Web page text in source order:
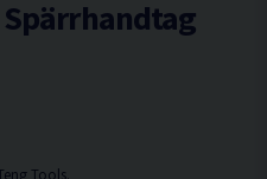
Spärrhandtag
Tools.